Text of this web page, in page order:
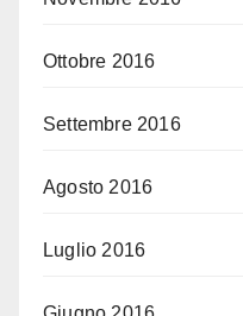
Ottobre 2016
Settembre 2016
Agosto 2016
Luglio 2016